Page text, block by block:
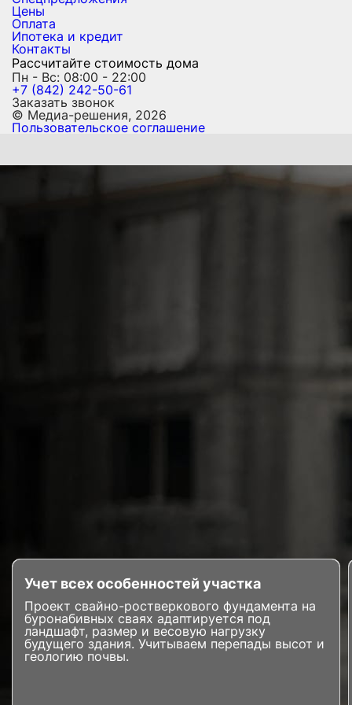
Цены
Оплата
Ипотека и кредит
Контакты
Рассчитайте стоимость дома
Пн - Вс: 08:00 - 22:00
+7 (842) 242-50-61
Заказать звонок
© Медиа-решения, 2026
Пользовательское соглашение
Учет всех особенностей участка
Проект свайно-ростверкового фундамента на
буронабивных сваях адаптируется под
ландшафт, размер и весовую нагрузку
будущего здания. Учитываем перепады высот и
геологию почвы.